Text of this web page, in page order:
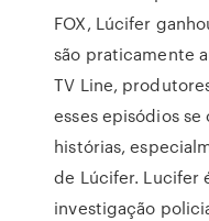
FOX, Lúcifer
são praticamente
TV Line,
esses episódios
histórias,
de Lúcifer. Lucifer
investigação